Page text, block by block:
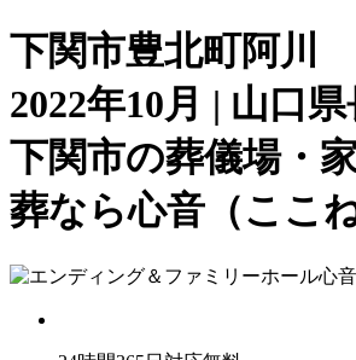
下関市豊北町阿
2022年10月 | 山口県
下関市の葬儀場・
葬なら心音（ここね